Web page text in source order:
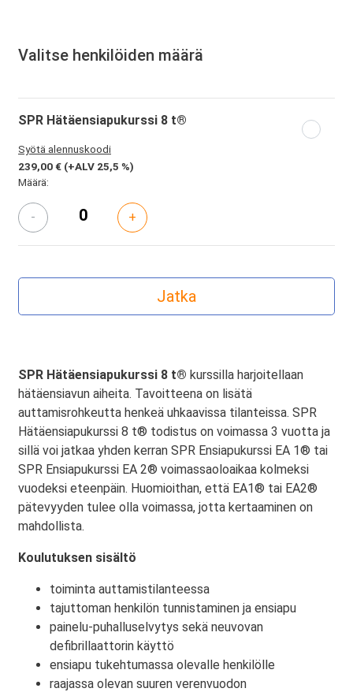
Valitse henkilöiden määrä
SPR Hätäensiapukurssi 8 t®
Syötä alennuskoodi
239,00 € (+ALV 25,5 %)
Määrä:
- +
SPR Hätäensiapukurssi 8 t® kurssilla harjoitellaan
hätäensiavun aiheita. Tavoitteena on lisätä
auttamisrohkeutta henkeä uhkaavissa tilanteissa. SPR
Hätäensiapukurssi 8 t® todistus on voimassa 3 vuotta ja
sillä voi jatkaa yhden kerran SPR Ensiapukurssi EA 1® tai
SPR Ensiapukurssi EA 2® voimassaoloaikaa kolmeksi
vuodeksi eteenpäin. Huomioithan, että EA1® tai EA2®
pätevyyden tulee olla voimassa, jotta kertaaminen on
mahdollista.
Koulutuksen sisältö
toiminta auttamistilanteessa
tajuttoman henkilön tunnistaminen ja ensiapu
painelu-puhalluselvytys sekä neuvovan
defibrillaattorin käyttö
ensiapu tukehtumassa olevalle henkilölle
raajassa olevan suuren verenvuodon